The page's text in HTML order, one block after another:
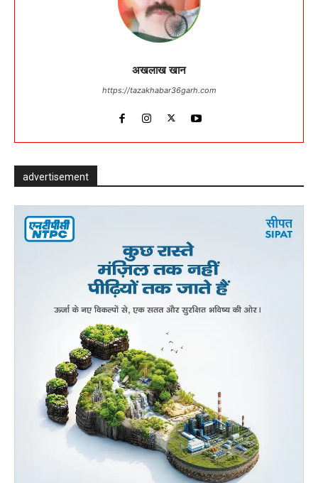
अखलाख खान
https://tazakhabar36garh.com
advertisement